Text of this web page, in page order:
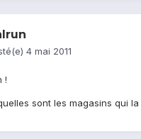
4 mai 2011
!
sont les magasins qui